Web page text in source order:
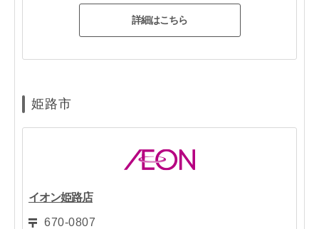
詳細はこちら
姫路市
イオン姫路店
670-0807